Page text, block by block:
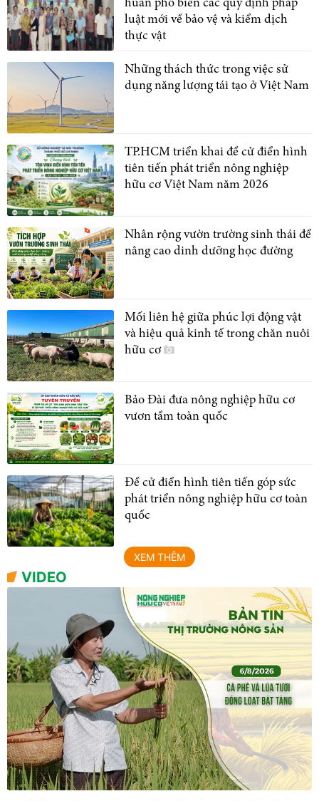
huấn phổ biến các quy định pháp
luật mới về bảo vệ và kiểm dịch
thực vật
Những thách thức trong việc sử
dụng năng lượng tái tạo ở Việt Nam
TP.HCM triển khai đề cử điển hình
tiên tiến phát triển nông nghiệp
hữu cơ Việt Nam năm 2026
Nhân rộng vườn trường sinh thái để
nâng cao dinh dưỡng học đường
Mối liên hệ giữa phúc lợi động vật
và hiệu quả kinh tế trong chăn nuôi
hữu cơ
Bảo Đài đưa nông nghiệp hữu cơ
vươn tầm toàn quốc
Đề cử điển hình tiên tiến góp sức
phát triển nông nghiệp hữu cơ toàn
quốc
XEM THÊM
VIDEO